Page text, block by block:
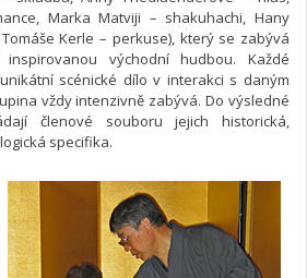
Marka Matviji – shakuhachi, Hany
Kerle – perkuse), který se zabývá
inspirovanou východní hudbou. Každé
scénické dílo v interakci s daným
vždy intenzivně zabývá. Do výsledné
členové souboru jejich historická,
specifika.